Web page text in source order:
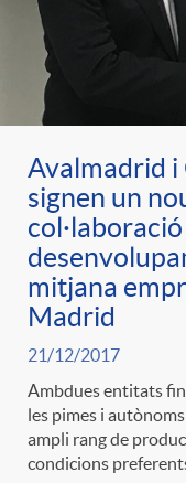
Avalmadrid i
signen un
mitjana
Madrid
21/12/2017
Ambdues entitats
les pimes i
ampli rang de
condicions